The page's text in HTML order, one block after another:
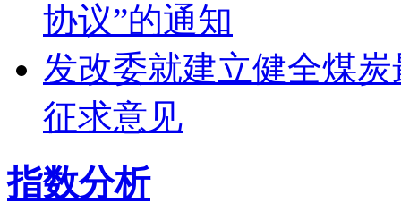
协议”的通知
发改委就建立健全煤
征求意见
指数分析